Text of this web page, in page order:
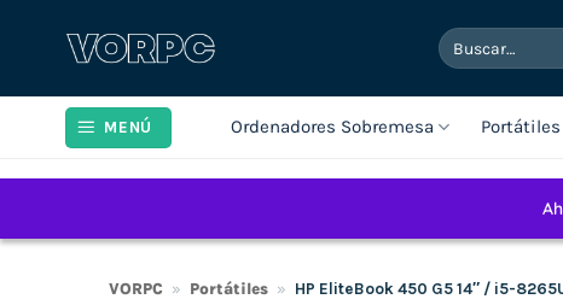
Buscar
por:
MENÚ Ordenadores Sobremesa Portátiles
VORPC » Portátiles » HP EliteBook 450 G5 14″ / i5-